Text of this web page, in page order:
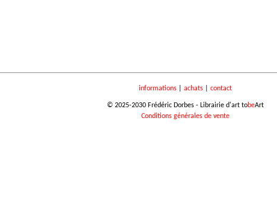
informations| achats| contact
© 2025-2030 Frédéric Dorbes - Librairie d'art tobeArt
Conditions générales de vente